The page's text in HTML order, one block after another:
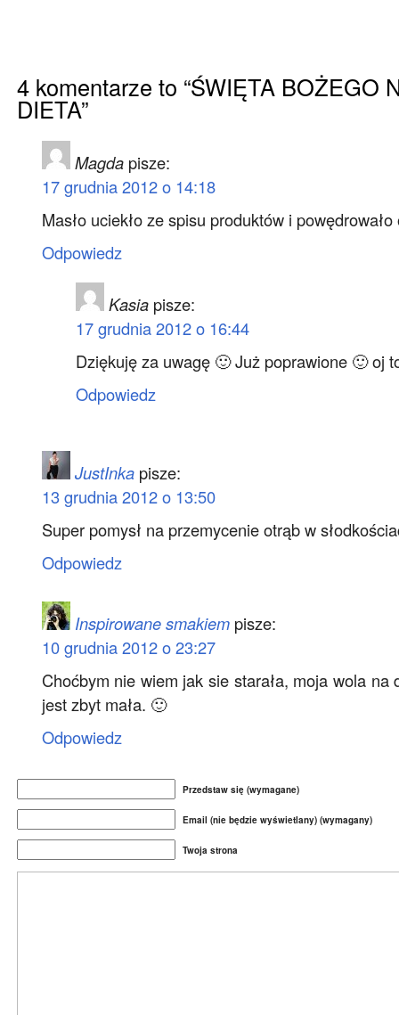
4 komentarze to “ŚWIĘTA BOŻEGO
DIETA”
Magda pisze:
17 grudnia 2012 o 14:18
Masło uciekło ze spisu produktów i
Odpowiedz
Kasia pisze:
17 grudnia 2012 o 16:44
Dziękuję za uwagę 🙂 Już poprawione 🙂 oj
Odpowiedz
JustInka pisze:
13 grudnia 2012 o 13:50
Super pomysł na przemycenie otrąb w
Odpowiedz
Inspirowane smakiem pisze:
10 grudnia 2012 o 23:27
Choćbym nie wiem jak sie starała, moja wola na
jest zbyt mała. 🙂
Odpowiedz
Przedstaw się (wymagane)
Email (nie będzie wyświetlany) (wymagany)
Twoja strona